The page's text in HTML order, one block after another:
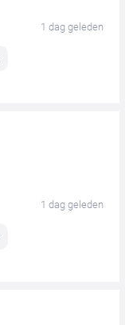
1 dag geleden
1 dag geleden